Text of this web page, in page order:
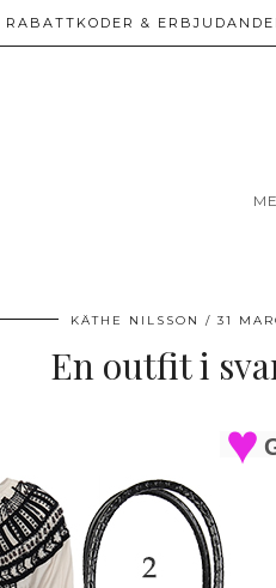
RABATTKODER &
KÄTHE NILSSON 31
En outfit i